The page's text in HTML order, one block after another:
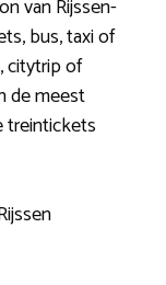
van Rijssen-
bus, taxi of
citytrip of
de meest
treintickets